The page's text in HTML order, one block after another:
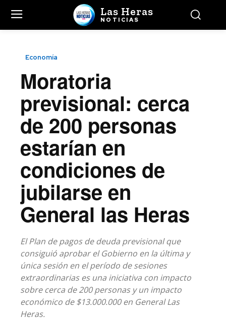
Las Heras
NOTICIAS
Economía
Moratoria
previsional: cerca
de 200 personas
estarían en
condiciones de
jubilarse en
General las Heras
El Plan de pagos de deuda previsional que
consiguió aprobar el Gobierno en la última y
única sesión en el período de sesiones
extraordinarias es una iniciativa con impacto
sobre cerca de 200 personas y un impacto
económico de $13.000.000 en General Las
Heras.